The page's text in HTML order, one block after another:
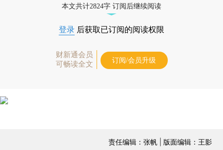
本文共计2824字 订阅后继续阅读
登录 后获取已订阅的阅读权限
财新通会员
可畅读全文
订阅/会员升级
责任编辑：张帆 | 版面编辑：王影